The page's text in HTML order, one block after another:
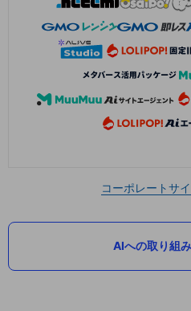
コーポレートサ
AIへの取り組み